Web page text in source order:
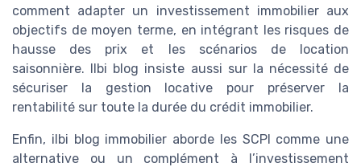
comment adapter un investissement immobilier aux
objectifs de moyen terme, en intégrant les risques de
hausse des prix et les scénarios de location
saisonnière. Ilbi blog insiste aussi sur la nécessité de
sécuriser la gestion locative pour préserver la
rentabilité sur toute la durée du crédit immobilier.
Enfin, ilbi blog immobilier aborde les SCPI comme une
alternative ou un complément à l’investissement